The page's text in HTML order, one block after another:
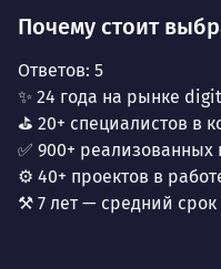
Почему стоит
Ответов: 5
✨ 24 года на рынке
⛳ 20+ специалистов в
✅ 900+ реализованных
⚙️ 40+ проектов в
⚒️ 7 лет — средний срок